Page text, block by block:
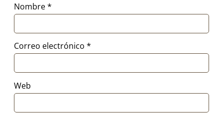
Nombre*
Correo electrónico *
Web